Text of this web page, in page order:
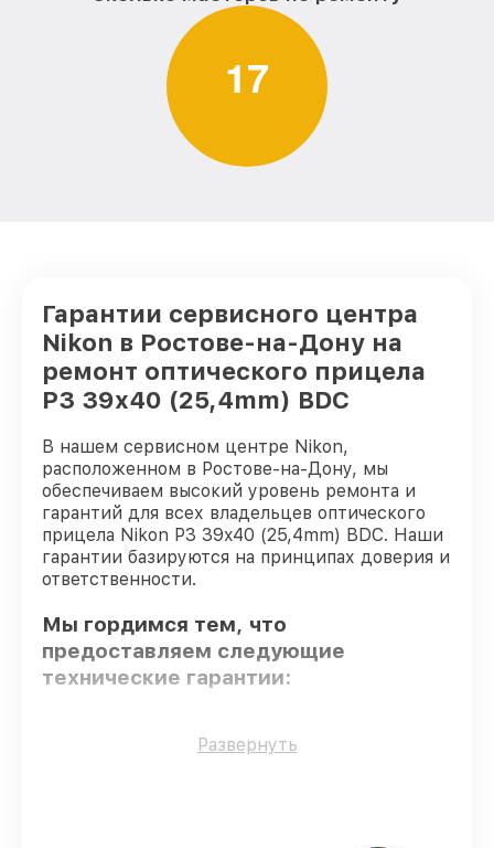
17
Гарантии сервисного центра
Nikon в Ростове-на-Дону на
ремонт оптического прицела
P3 39x40 (25,4mm) BDC
В нашем сервисном центре Nikon,
расположенном в Ростове-на-Дону, мы
обеспечиваем высокий уровень ремонта и
гарантий для всех владельцев оптического
прицела Nikon P3 39x40 (25,4mm) BDC. Наши
гарантии базируются на принципах доверия и
ответственности.
Мы гордимся тем, что
предоставляем следующие
технические гарантии:
Только фирменные комплектующие
Развернуть